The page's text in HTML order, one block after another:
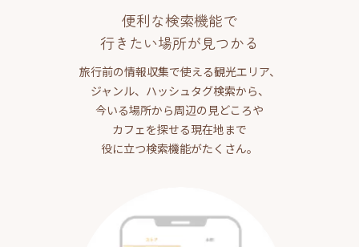
便利な検索機能で
行きたい場所が見つかる
旅行前の情報収集で使える観光エリア、
ジャンル、ハッシュタグ検索から、
今いる場所から周辺の見どころや
カフェを探せる現在地まで
役に立つ検索機能がたくさん。